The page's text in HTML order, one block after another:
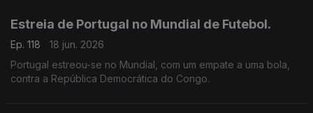
Estreia de Portugal no Mundial de Futebol.
Ep. 118
18 jun. 2026
Portugal estreou-se no Mundial, com um empate a uma bola,
contra a República Democrática do Congo.